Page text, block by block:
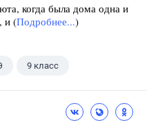
когда была дома одна и
и (Подробнее...)
9 класс